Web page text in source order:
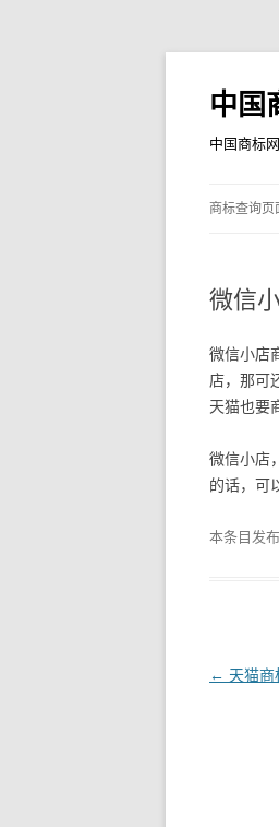
中国
中国商标
商标查询页
微信
微信小店
店，那可
天猫也要
微信小店
的话，可
本条目发
文
← 天猫商